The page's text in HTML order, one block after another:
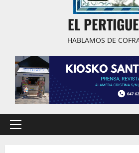
EL
HABLAMOS DE
Menú